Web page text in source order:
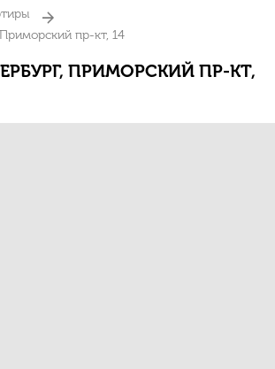
пр-кт, 14
ПРИМОРСКИЙ ПР-КТ,